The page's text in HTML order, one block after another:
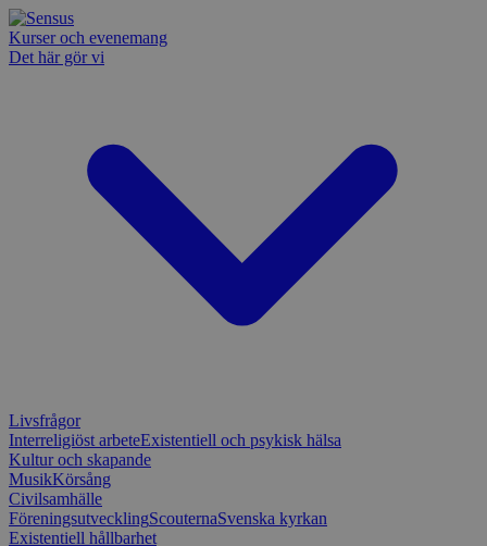
Kurser och evenemang
Det här gör vi
Livsfrågor
Interreligiöst arbeteExistentiell och psykisk hälsa
Kultur och skapande
MusikKörsång
Civilsamhälle
FöreningsutvecklingScouternaSvenska kyrkan
Existentiell hållbarhet